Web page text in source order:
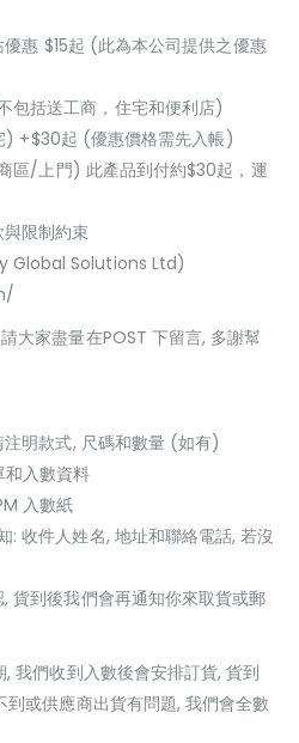
惠 $15起 (此為本公司提供之優惠
包括送工商，住宅和便利店)
) +$30起 (優惠價格需先入帳)
區/上門) 此產品到付約$30起，運
限制約束
Global Solutions Ltd)
大家盡量在POST 下留言, 多謝幫
注明款式, 尺碼和數量 (如有)
入數資料
入數紙
: 收件人姓名, 地址和聯絡電話, 若沒
貨到後我們會再通知你來取貨或郵
我們收到入數後會安排訂貨, 貨到
或供應商出貨有問題, 我們會全數